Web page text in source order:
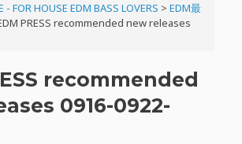
- FOR HOUSE EDM BASS LOVERS > EDM最
PRESS recommended new releases
recommended
0916-0922-